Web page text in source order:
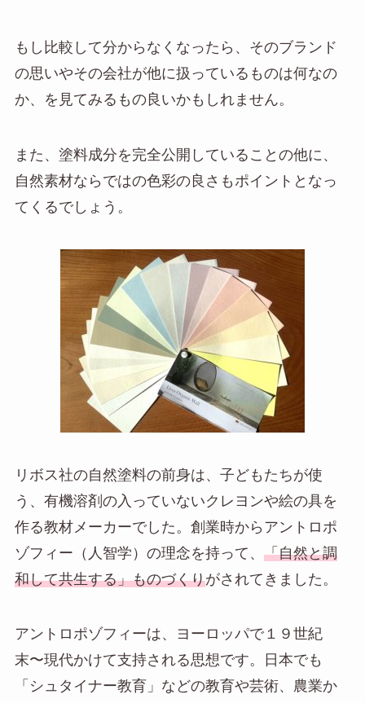
もし比較して分からなくなったら、そのブランド
の思いやその会社が他に扱っているものは何なの
か、を見てみるもの良いかもしれません。
また、塗料成分を完全公開していることの他に、
自然素材ならではの色彩の良さもポイントとなっ
てくるでしょう。
リボス社の自然塗料の前身は、子どもたちが使
う、有機溶剤の入っていないクレヨンや絵の具を
作る教材メーカーでした。創業時からアントロポ
ゾフィー（人智学）の理念を持って、 「自然と調
和して共生する」ものづくりがされてきました。
アントロポゾフィーは、ヨーロッパで１９世紀
末〜現代かけて支持される思想です。日本でも
「シュタイナー教育」などの教育や芸術、農業か